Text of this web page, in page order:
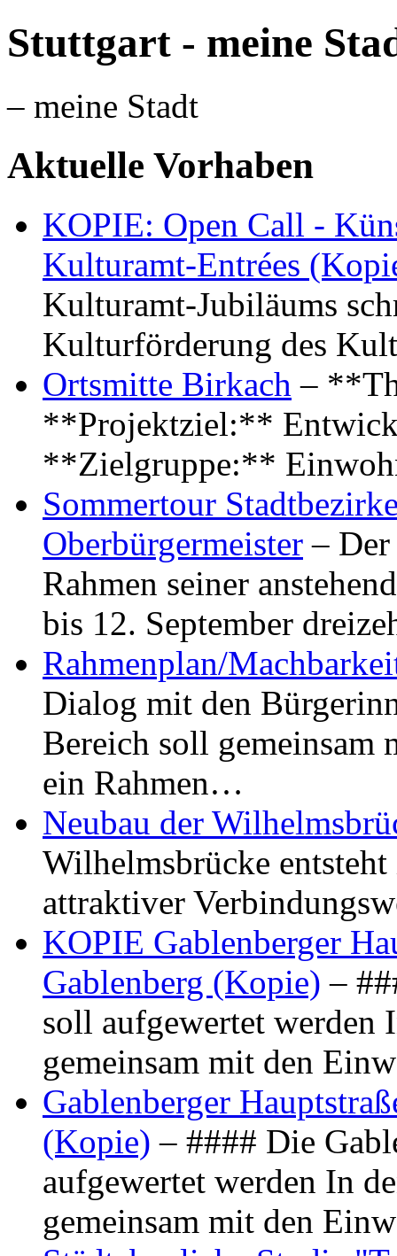
Stuttgart - meine
– meine Stadt
Aktuelle Vorhaben
KOPIE: Open Call -
Kulturamt-Entrées
Kulturamt-Jubiläums
Kulturförderung des
Ortsmitte Birkach –
**Projektziel:**
**Zielgruppe:**
Sommertour
Oberbürgermeister –
Rahmen seiner
bis 12. September
Rahmenplan/
Dialog mit den
Bereich soll gemeinsam
ein Rahmen…
Neubau der
Wilhelmsbrücke
attraktiver
KOPIE Gablenberger
Gablenberg (Kopie) –
soll aufgewertet werden
gemeinsam mit den
Gablenberger
(Kopie) – #### Die
aufgewertet werden In
gemeinsam mit den